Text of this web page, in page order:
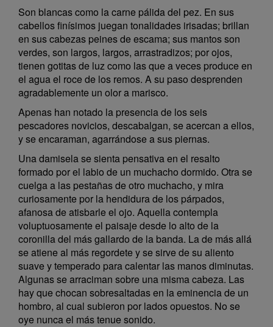
Son blancas como la carne pálida del pez. En sus
cabellos finísimos juegan tonalidades irisadas; brillan
en sus cabezas peines de escama; sus mantos son
verdes, son largos, largos, arrastradizos; por ojos,
tienen gotitas de luz como las que a veces produce en
el agua el roce de los remos. A su paso desprenden
agradablemente un olor a marisco.
Apenas han notado la presencia de los seis
pescadores novicios, descabalgan, se acercan a ellos,
y se encaraman, agarrándose a sus piernas.
Una damisela se sienta pensativa en el resalto
formado por el labio de un muchacho dormido. Otra se
cuelga a las pestañas de otro muchacho, y mira
curiosamente por la hendidura de los párpados,
afanosa de atisbarle el ojo. Aquella contempla
voluptuosamente el paisaje desde lo alto de la
coronilla del más gallardo de la banda. La de más allá
se atiene al más regordete y se sirve de su aliento
suave y temperado para calentar las manos diminutas.
Algunas se arraciman sobre una misma cabeza. Las
hay que chocan sobresaltadas en la eminencia de un
hombro, al cual subieron por lados opuestos. No se
oye nunca el más tenue sonido.